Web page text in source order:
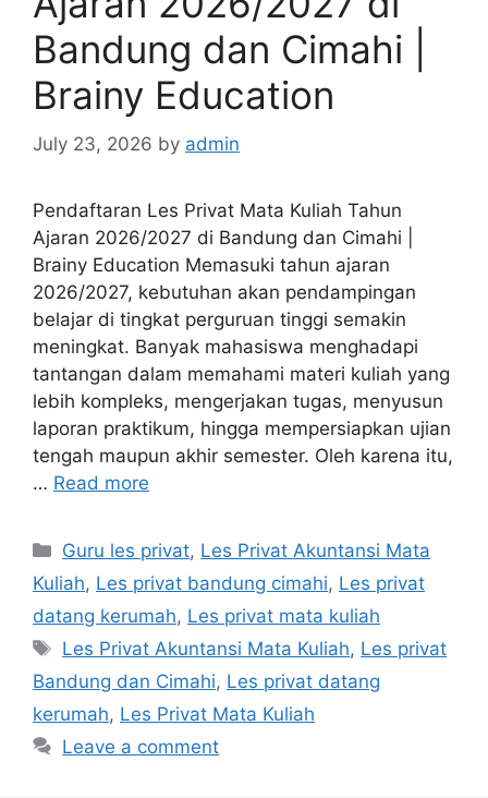
Bandung dan Cimahi |
Brainy Education
July 23, 2026 by admin
Pendaftaran Les Privat Mata Kuliah Tahun
Ajaran 2026/2027 di Bandung dan Cimahi |
Brainy Education Memasuki tahun ajaran
2026/2027, kebutuhan akan pendampingan
belajar di tingkat perguruan tinggi semakin
meningkat. Banyak mahasiswa menghadapi
tantangan dalam memahami materi kuliah yang
lebih kompleks, mengerjakan tugas, menyusun
laporan praktikum, hingga mempersiapkan ujian
tengah maupun akhir semester. Oleh karena itu,
… Read more
Categories
Guru les privat, Les Privat Akuntansi Mata
Kuliah, Les privat bandung cimahi, Les privat
datang kerumah, Les privat mata kuliah
Tags
Les Privat Akuntansi Mata Kuliah, Les privat
Bandung dan Cimahi, Les privat datang
kerumah, Les Privat Mata Kuliah
Leave a comment